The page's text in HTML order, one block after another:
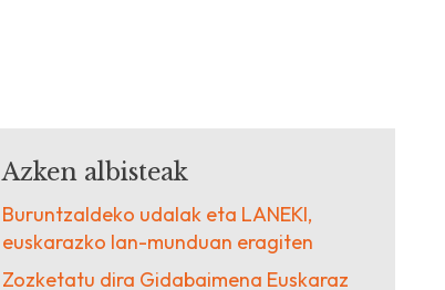
Azken albisteak
Buruntzaldeko udalak eta LANEKI,
euskarazko lan-munduan eragiten
Zozketatu dira Gidabaimena Euskaraz